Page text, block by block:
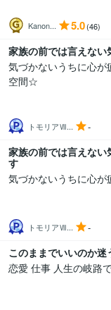
Kanon... 5.0(46)
家族の前では言えな
気づかないうちに心
空間☆
トモリアⅦ... -
家族の前では言えない
す
気づかないうちに心
トモリアⅦ... -
このままでいいのか
恋愛 仕事 人生の岐路